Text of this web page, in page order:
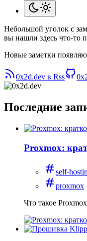
Небольшой уголок с
вы нашли здесь что-то
Новые заметки
0x2d.dev в Rss
Последние
Proxmox:
self-
proxmox
Что такое